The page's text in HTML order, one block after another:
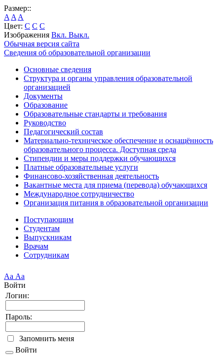
Размер::
A A A
Цвет: C C C
Изображения Вкл. Выкл.
Обычная версия сайта
Сведения об образовательной организации
Основные сведения
Структура и органы управления образовательной
организацией
Документы
Образование
Образовательные стандарты и требования
Руководство
Педагогический состав
Материально-техническое обеспечение и оснащённость
образовательного процесса. Доступная среда
Стипендии и меры поддержки обучающихся
Платные образовательные услуги
Финансово-хозяйственная деятельность
Вакантные места для приема (перевода) обучающихся
Международное сотрудничество
Организация питания в образовательной организации
Поступающим
Студентам
Выпускникам
Врачам
Сотрудникам
Аа Аа
Войти
Логин:
Пароль:
Запомнить меня
Войти